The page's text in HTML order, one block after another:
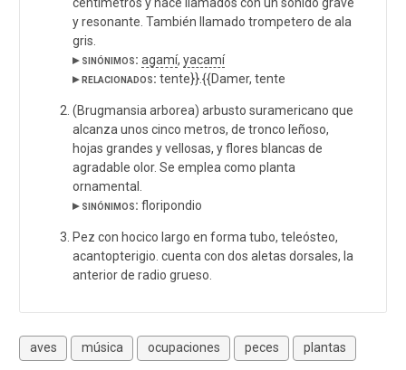
y resonante. También llamado trompetero de ala
gris.
▸ sinónimos: agamí, yacamí
▸ relacionados: tente}}.{{Damer, tente
(Brugmansia arborea) arbusto suramericano que
alcanza unos cinco metros, de tronco leñoso,
hojas grandes y vellosas, y flores blancas de
agradable olor. Se emplea como planta
ornamental.
▸ sinónimos: floripondio
Pez con hocico largo en forma tubo, teleósteo,
acantopterigio. cuenta con dos aletas dorsales, la
anterior de radio grueso.
aves música ocupaciones peces plantas